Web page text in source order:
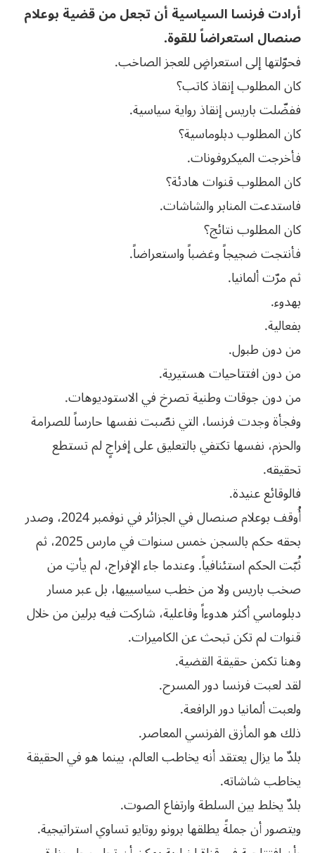
أرادت فرنسا السياسية أن تجعل من قضية بوعلام
صنصال استعراضاً للقوة.
فحوّلتها إلى استعراضٍ للعجز الصاخب.
كان المطلوب إنقاذ كاتب؟
ففضّلت باريس إنقاذ رواية سياسية.
كان المطلوب دبلوماسية؟
فأخرجت الميكروفونات.
كان المطلوب قنوات هادئة؟
فاستدعت المنابر والشاشات.
كان المطلوب نتائج؟
فأنتجت ضجيجاً وغضباً واستعراضاً.
ثم مرّت ألمانيا.
بهدوء.
بفعالية.
من دون طبول.
من دون افتتاحيات هستيرية.
من دون جوقات وطنية تصرخ في الاستوديوهات.
وفجأة وجدت فرنسا، التي نصّبت نفسها حارساً للصرامة
والحزم، نفسها تكتفي بالتعليق على إفراجٍ لم تستطع
تحقيقه.
فالوقائع عنيدة.
أُوقف بوعلام صنصال في الجزائر في نوفمبر 2024، وصدر
بحقه حكم بالسجن خمس سنوات في مارس 2025، ثم
ثُبّت الحكم استئنافياً. وعندما جاء الإفراج، لم يأتِ من
صخب باريس ولا من خطب سياسييها، بل عبر مسار
دبلوماسي أكثر هدوءاً وفاعلية، شاركت فيه برلين من خلال
قنوات لم تكن تبحث عن الكاميرات.
وهنا تكمن حقيقة القضية.
لقد لعبت فرنسا دور المسرح.
ولعبت ألمانيا دور الرافعة.
ذلك هو المأزق الفرنسي المعاصر.
بلدٌ ما يزال يعتقد أنه يخاطب العالم، بينما هو في الحقيقة
يخاطب شاشاته.
بلدٌ يخلط بين السلطة وارتفاع الصوت.
ويتصور أن جملةً يطلقها برونو روتايو تساوي استراتيجية.